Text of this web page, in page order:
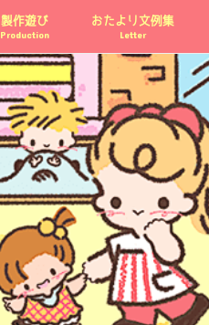
製作遊び
Production
おたより文例集
Letter